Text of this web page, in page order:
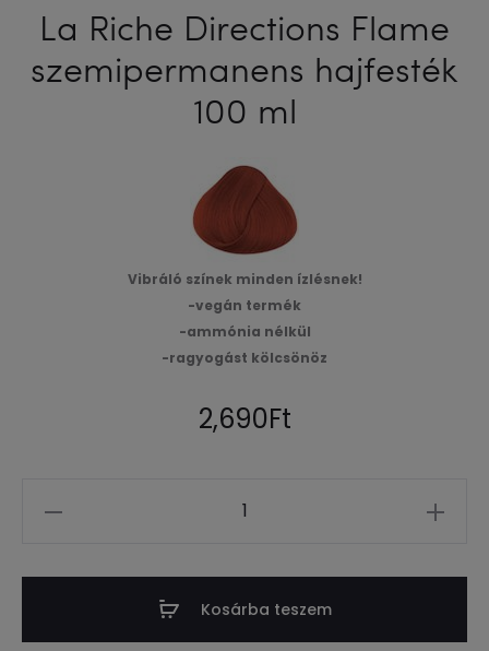
La Riche Directions Flame
szemipermanens hajfesték
100 ml
Vibráló színek minden ízlésnek!
-vegán termék
-ammónia nélkül
-ragyogást kölcsönöz
2,690Ft
Kosárba teszem